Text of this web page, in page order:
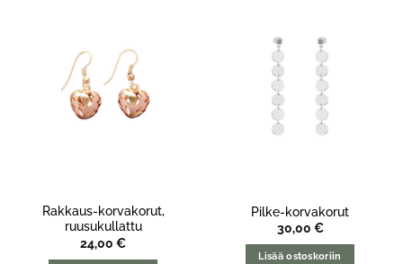
Rakkaus-korvakorut,
ruusukullattu
24,00 €
Pilke-korvakorut
30,00 €
Lisää ostoskoriin